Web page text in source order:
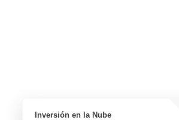
Inversión en la Nube